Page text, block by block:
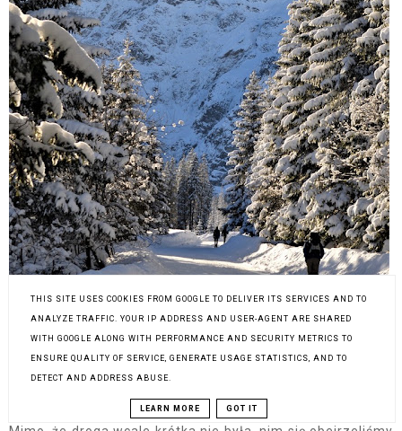
THIS SITE USES COOKIES FROM GOOGLE TO DELIVER ITS SERVICES AND TO
ANALYZE TRAFFIC. YOUR IP ADDRESS AND USER-AGENT ARE SHARED
WITH GOOGLE ALONG WITH PERFORMANCE AND SECURITY METRICS TO
ENSURE QUALITY OF SERVICE, GENERATE USAGE STATISTICS, AND TO
DETECT AND ADDRESS ABUSE.
LEARN MORE GOT IT